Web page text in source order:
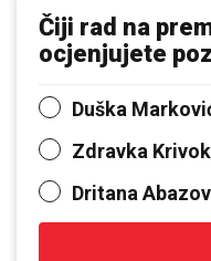
Čiji rad na
ocjenjujete
Duška
Zdravka
Dritana